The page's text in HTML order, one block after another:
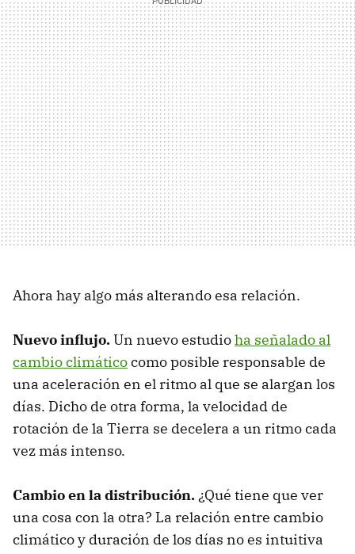
Ahora hay algo más alterando esa relación.
Nuevo influjo.Un nuevo estudioha señalado al
cambio climáticocomo posible responsable de
una aceleración en el ritmo al que se alargan los
días. Dicho de otra forma, la velocidad de
rotación de la Tierra se decelera a un ritmo cada
vez más intenso.
Cambio en la distribución.¿Qué tiene que ver
una cosa con la otra? La relación entre cambio
climático y duración de los días no es intuitiva